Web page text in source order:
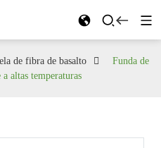
de fibra de basalto
Funda de
altas temperaturas